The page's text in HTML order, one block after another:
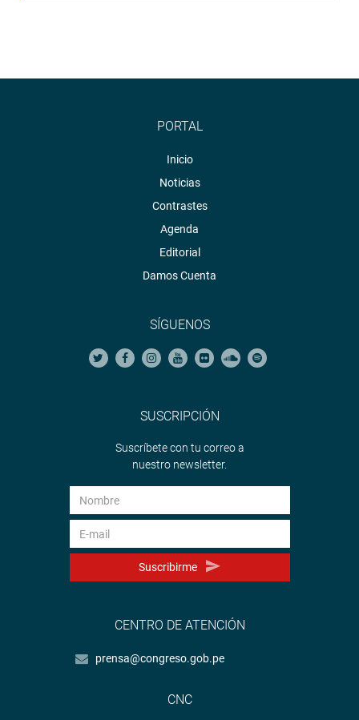
PORTAL
Inicio
Noticias
Contrastes
Agenda
Editorial
Damos Cuenta
SÍGUENOS
SUSCRIPCIÓN
Suscríbete con tu correo a
nuestro newsletter.
Suscribirme
CENTRO DE ATENCIÓN
prensa@congreso.gob.pe
CNC